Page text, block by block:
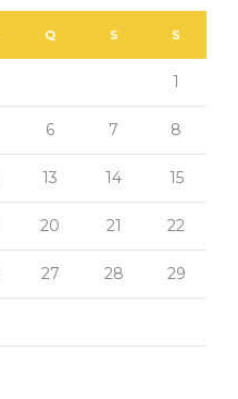
Q S S
1
6 7 8
13 14 15
20 21 22
27 28 29